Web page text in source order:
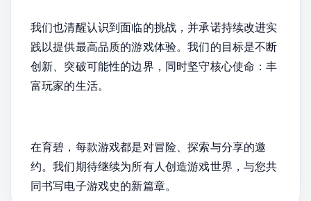
我们也清醒认识到面临的挑战，并承诺持续改进实
践以提供最高品质的游戏体验。我们的目标是不断
创新、突破可能性的边界，同时坚守核心使命：丰
富玩家的生活。
在育碧，每款游戏都是对冒险、探索与分享的邀
约。我们期待继续为所有人创造游戏世界，与您共
同书写电子游戏史的新篇章。